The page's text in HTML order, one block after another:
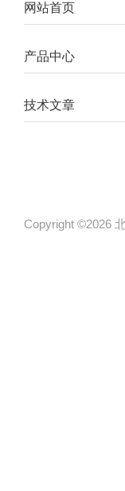
网站首页
产品中心
技术文章
Copyright ©2026